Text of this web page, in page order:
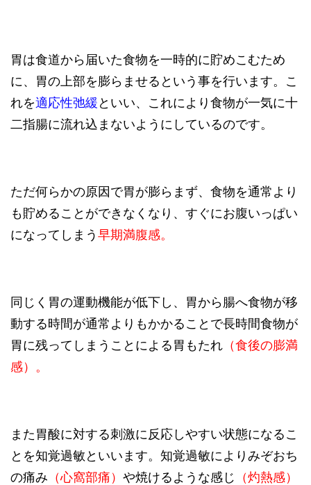
胃は食道から届いた食物を一時的に貯めこむため
に、胃の上部を膨らませるという事を行います。こ
れを適応性弛緩 といい、これにより食物が一気に十
二指腸に流れ込まないようにしているのです。
ただ何らかの原因で胃が膨らまず、食物を通常より
も貯めることができなくなり、すぐにお腹いっぱい
になってしまう 早期満腹感。
同じく胃の運動機能が低下し、胃から腸へ食物が移
動する時間が通常よりもかかることで長時間食物が
胃に残ってしまうことによる胃もたれ （食後の膨満
感）。
また胃酸に対する刺激に反応しやすい状態になるこ
とを知覚過敏といいます。知覚過敏によりみぞおち
の痛み （心窩部痛） や焼けるような感じ （灼熱感）